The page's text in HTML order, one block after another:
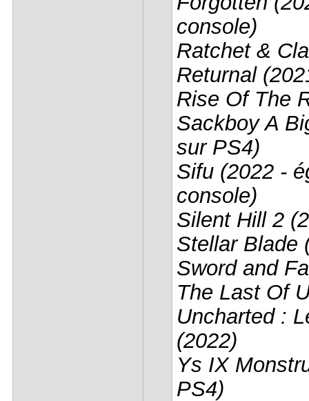
console)
Ratchet &
Returnal
Rise Of The
Sackboy A
sur PS4)
Sifu (2022 -
console)
Silent Hill 2
Stellar Blade
Sword and
The Last Of
Uncharted :
(2022)
Ys IX
PS4)